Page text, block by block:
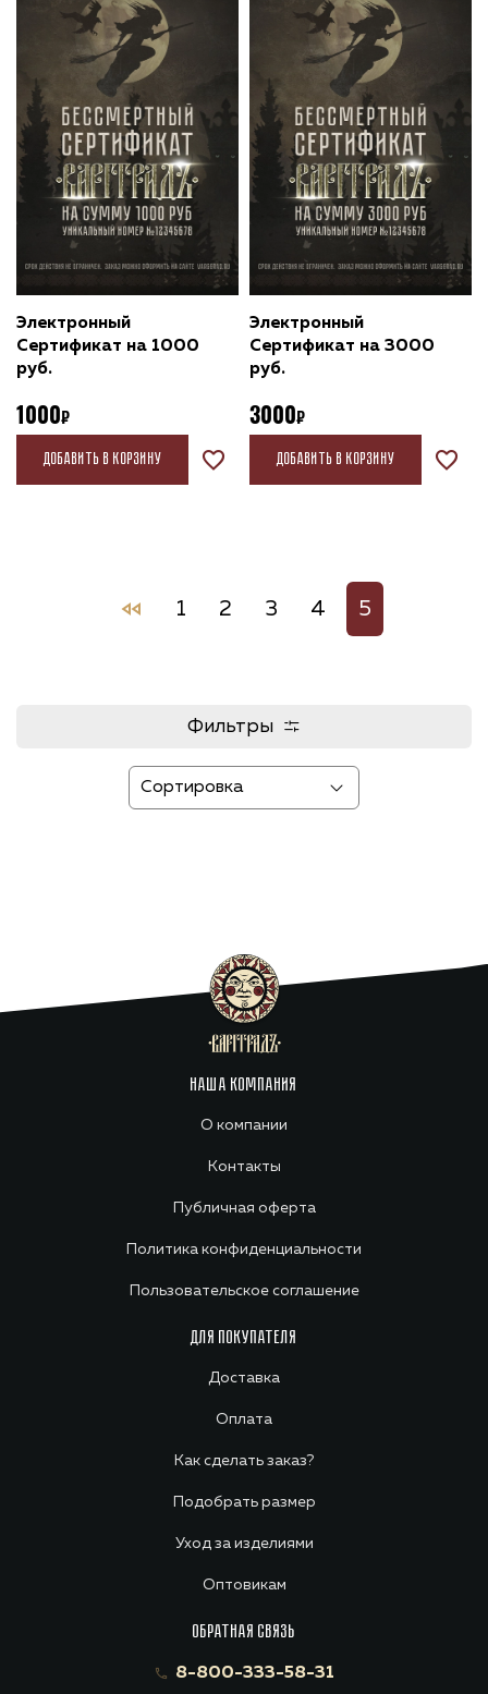
Электронный
Сертификат на 1000
руб.
1000
Добавить в корзину
Электронный
Сертификат на 3000
руб.
3000
Добавить в корзину
1 2 3 4 5
Фильтры
НАША КОМПАНИЯ
О компании
Контакты
Публичная оферта
Политика конфиденциальности
Пользовательское соглашение
ДЛЯ ПОКУПАТЕЛЯ
Доставка
Оплата
Как сделать заказ?
Подобрать размер
Уход за изделиями
Оптовикам
ОБРАТНАЯ СВЯЗЬ
8-800-333-58-31